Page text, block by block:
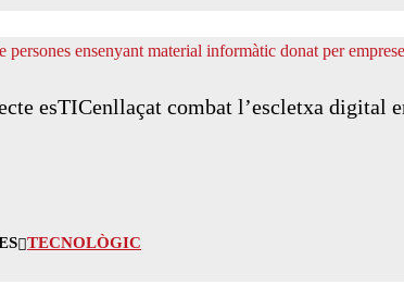
esTICenllaçat combat l’escletxa digital
TECNOLÒGIC